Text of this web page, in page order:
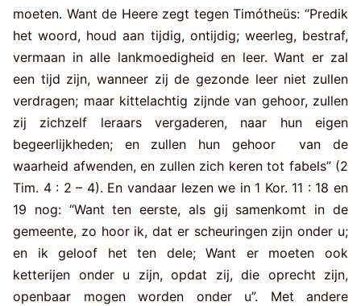
moeten. Want de Heere zegt tegen Timótheüs: “Predik
het woord, houd aan tijdig, ontijdig; weerleg, bestraf,
vermaan in alle lankmoedigheid en leer. Want er zal
een tijd zijn, wanneer zij de gezonde leer niet zullen
verdragen; maar kittelachtig zijnde van gehoor, zullen
zij zichzelf leraars vergaderen, naar hun eigen
begeerlijkheden; en zullen hun gehoor van de
waarheid afwenden, en zullen zich keren tot fabels” (2
Tim. 4 : 2 – 4). En vandaar lezen we in 1 Kor. 11 : 18 en
19 nog: “Want ten eerste, als gij samenkomt in de
gemeente, zo hoor ik, dat er scheuringen zijn onder u;
en ik geloof het ten dele; Want er moeten ook
ketterijen onder u zijn, opdat zij, die oprecht zijn,
openbaar mogen worden onder u”. Met andere